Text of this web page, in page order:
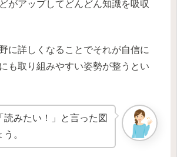
がアップしてどんどん知識を吸収
に詳しくなることでそれが自信に
も取り組みやすい姿勢が整うとい
読みたい！」と言った図
。